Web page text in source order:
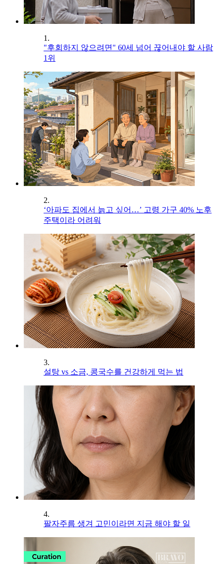
1.
"후회하지 않으려면" 60세 넘어 끊어내야 할 사람
1위
2.
‘아파도 집에서 늙고 싶어…’ 고령 가구 40% 노후
주택이라 어려워
3.
설탕 vs 소금, 콩국수를 건강하게 먹는 법
4.
팔자주름 생겨 고민이라면 지금 해야 할 일